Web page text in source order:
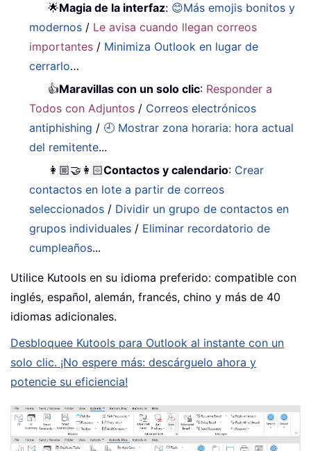
🌟Magia de la interfaz: 😊Más emojis bonitos y
modernos / Le avisa cuando llegan correos
importantes / Minimiza Outlook en lugar de
cerrarlo…
👍Maravillas con un solo clic: Responder a
Todos con Adjuntos / Correos electrónicos
antiphishing / 🕘 Mostrar zona horaria: hora actual
del remitente...
👩🏼‍🤝‍👩🏻Contactos y calendario: Crear
contactos en lote a partir de correos
seleccionados / Dividir un grupo de contactos en
grupos individuales / Eliminar recordatorio de
cumpleaños...
Utilice Kutools en su idioma preferido: compatible con
inglés, español, alemán, francés, chino y más de 40
idiomas adicionales.
Desbloquee Kutools para Outlook al instante con un
solo clic. ¡No espere más: descárguelo ahora y
potencie su eficiencia!